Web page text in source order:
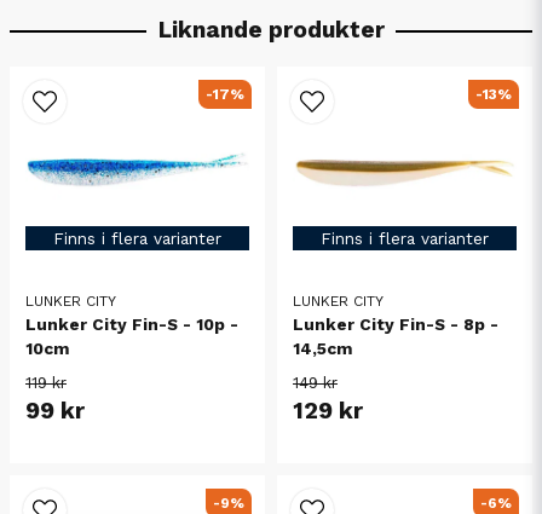
Liknande produkter
Finns i flera varianter
LUNKER CITY
Lunker City Fin-S - 10p -
10cm
119 kr
99 kr
-17%
Finns i flera varianter
LUNKER CITY
Lunker City Fin-S - 8p -
14,5cm
149 kr
129 kr
-13%
-9% -6%